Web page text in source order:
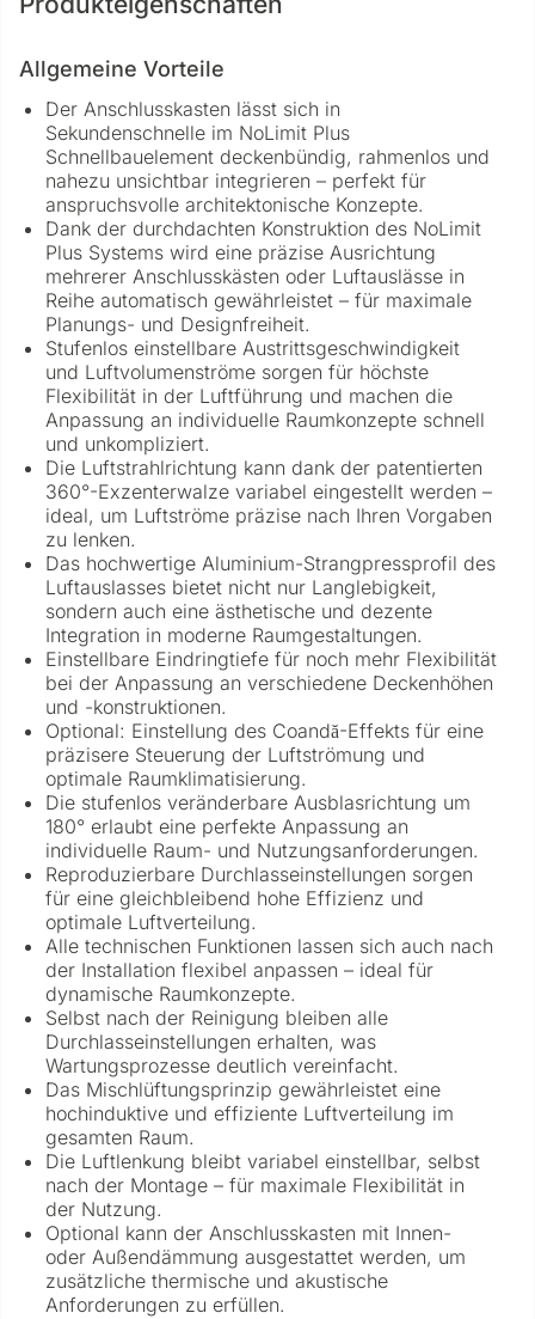
Allgemeine Vorteile
Der Anschlusskasten lässt sich in
Sekundenschnelle im NoLimit Plus
Schnellbauelement deckenbündig, rahmenlos und
nahezu unsichtbar integrieren – perfekt für
anspruchsvolle architektonische Konzepte.
Dank der durchdachten Konstruktion des NoLimit
Plus Systems wird eine präzise Ausrichtung
mehrerer Anschlusskästen oder Luftauslässe in
Reihe automatisch gewährleistet – für maximale
Planungs- und Designfreiheit.
Stufenlos einstellbare Austrittsgeschwindigkeit
und Luftvolumenströme sorgen für höchste
Flexibilität in der Luftführung und machen die
Anpassung an individuelle Raumkonzepte schnell
und unkompliziert.
Die Luftstrahlrichtung kann dank der patentierten
360°-Exzenterwalze variabel eingestellt werden –
ideal, um Luftströme präzise nach Ihren Vorgaben
zu lenken.
Das hochwertige Aluminium-Strangpressprofil des
Luftauslasses bietet nicht nur Langlebigkeit,
sondern auch eine ästhetische und dezente
Integration in moderne Raumgestaltungen.
Einstellbare Eindringtiefe für noch mehr Flexibilität
bei der Anpassung an verschiedene Deckenhöhen
und -konstruktionen.
Optional: Einstellung des Coandă-Effekts für eine
präzisere Steuerung der Luftströmung und
optimale Raumklimatisierung.
Die stufenlos veränderbare Ausblasrichtung um
180° erlaubt eine perfekte Anpassung an
individuelle Raum- und Nutzungsanforderungen.
Reproduzierbare Durchlasseinstellungen sorgen
für eine gleichbleibend hohe Effizienz und
optimale Luftverteilung.
Alle technischen Funktionen lassen sich auch nach
der Installation flexibel anpassen – ideal für
dynamische Raumkonzepte.
Selbst nach der Reinigung bleiben alle
Durchlasseinstellungen erhalten, was
Wartungsprozesse deutlich vereinfacht.
Das Mischlüftungsprinzip gewährleistet eine
hochinduktive und effiziente Luftverteilung im
gesamten Raum.
Die Luftlenkung bleibt variabel einstellbar, selbst
nach der Montage – für maximale Flexibilität in
der Nutzung.
Optional kann der Anschlusskasten mit Innen-
oder Außendämmung ausgestattet werden, um
zusätzliche thermische und akustische
Anforderungen zu erfüllen.